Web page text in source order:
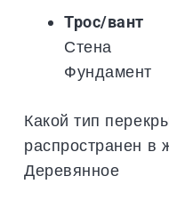
Трос/вант
Стена
Фундамент
Какой тип
распространен в
Деревянное